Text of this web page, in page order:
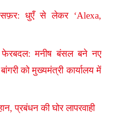
सफ़र: धुएँ से लेकर ‘Alexa,
फेरबदल: मनीष बंसल बने नए
को मुख्यमंत्री कार्यालय में
प्रबंधन की घोर लापरवाही